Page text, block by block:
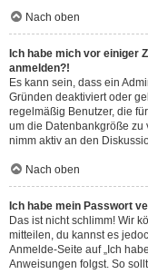
Nach oben
Ich habe mich vor einiger
anmelden?!
Es kann sein, dass ein
Gründen deaktiviert oder
regelmäßig Benutzer, die
um die Datenbankgröße zu
nimm aktiv an den
Nach oben
Ich habe mein Passwort
Das ist nicht schlimm! Wir
mitteilen, du kannst es
Anmelde-Seite auf „Ich
Anweisungen folgst. So